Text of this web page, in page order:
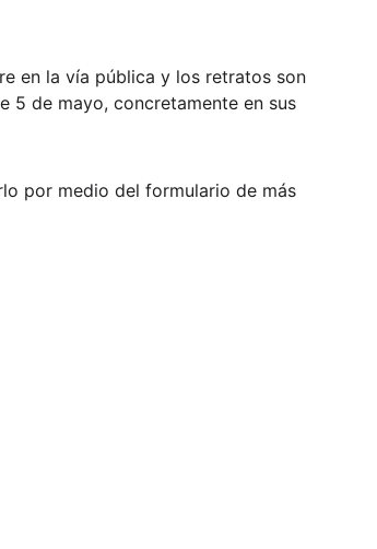
en la vía pública y los retratos son
5 de mayo, concretamente en sus
por medio del formulario de más